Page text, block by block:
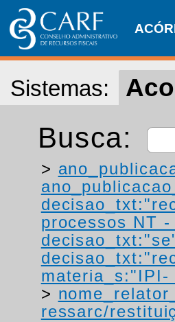
Sistemas:
Busca:
>
processos NT
>
ressarc/